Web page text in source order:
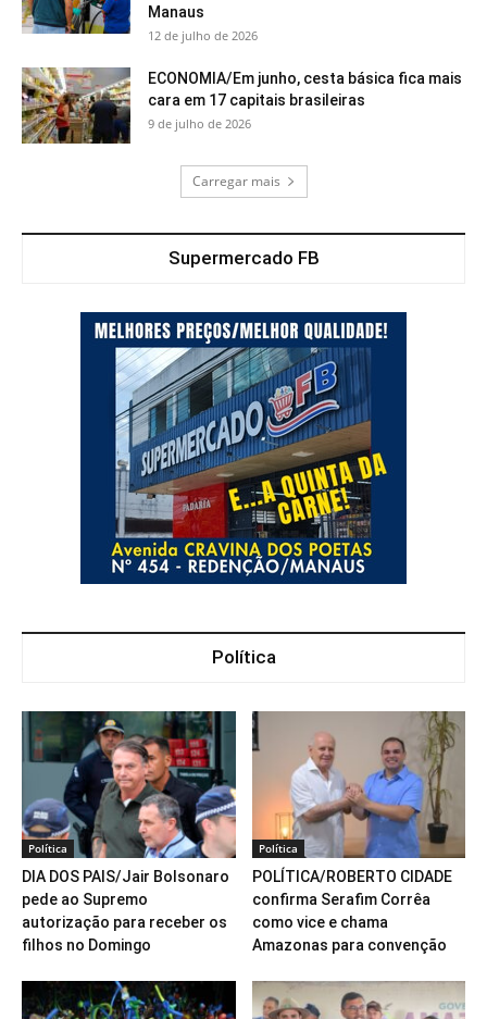
Manaus
12 de julho de 2026
ECONOMIA/Em junho, cesta básica fica mais
cara em 17 capitais brasileiras
9 de julho de 2026
Carregar mais
Supermercado FB
Política
Política
DIA DOS PAIS/Jair Bolsonaro
pede ao Supremo
autorização para receber os
filhos no Domingo
Política
POLÍTICA/ROBERTO CIDADE
confirma Serafim Corrêa
como vice e chama
Amazonas para convenção